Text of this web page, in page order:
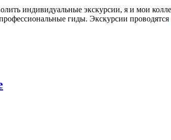
индивидуальные экскурсии, я и мои
гиды. Экскурсии проводятся